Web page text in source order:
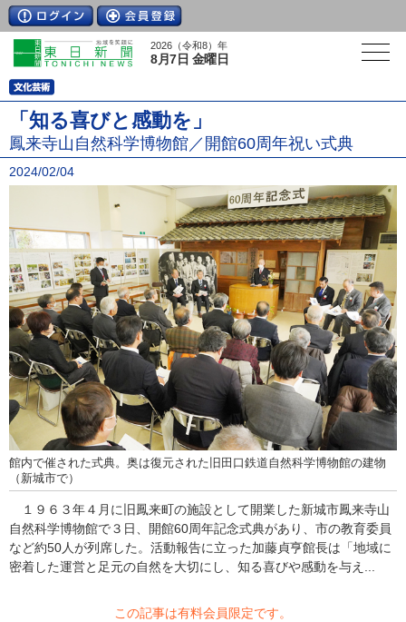
2026（令和8）年
8月7日 金曜日
「知る喜びと感動を」
鳳来寺山自然科学博物館／開館60周年祝い式典
2024/02/04
館内で催された式典。奥は復元された旧田口鉄道自然科学博物館の建物
（新城市で）
１９６３年４月に旧鳳来町の施設として開業した新城市鳳来寺山
自然科学博物館で３日、開館60周年記念式典があり、市の教育委員
など約50人が列席した。活動報告に立った加藤貞亨館長は「地域に
密着した運営と足元の自然を大切にし、知る喜びや感動を与え...
この記事は有料会員限定です。